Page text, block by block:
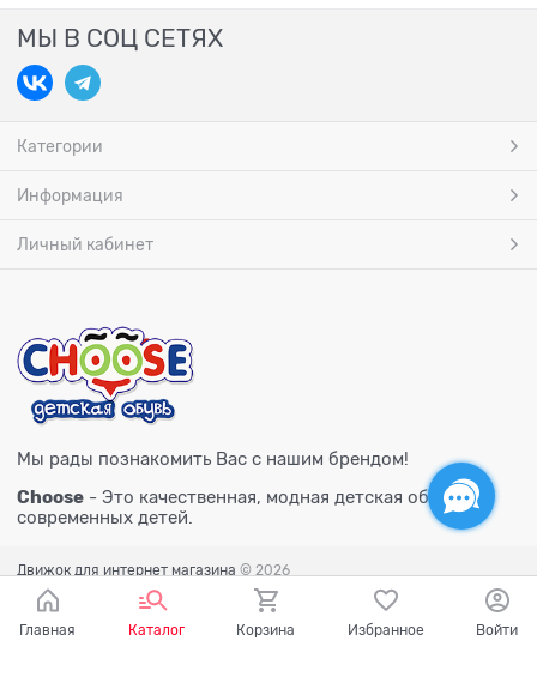
МЫ В СОЦ СЕТЯХ
Категории
Информация
Личный кабинет
Мы рады познакомить Вас с нашим брендом!
Choose - Это качественная, модная детская обувь для
современных детей.
Движок для интернет магазина © 2026
Главная Каталог Корзина Избранное Войти